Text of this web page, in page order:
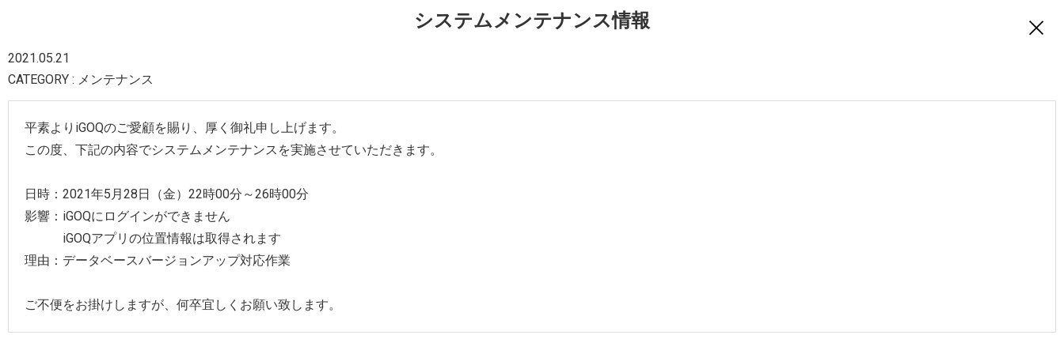
システムメンテナンス情報
2021.05.21
CATEGORY : メンテナンス
平素よりiGOQのご愛顧を賜り、厚く御礼申し上げます。
この度、下記の内容でシステムメンテナンスを実施させていただきます。
日時：2021年5月28日（金）22時00分～26時00分
影響：iGOQにログインができません
iGOQアプリの位置情報は取得されます
理由：データベースバージョンアップ対応作業
ご不便をお掛けしますが、何卒宜しくお願い致します。